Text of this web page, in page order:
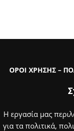
ΟΡΟΙ ΧΡΗΣΗΣ –
Η εργασία μας
για τα πολιτικά,